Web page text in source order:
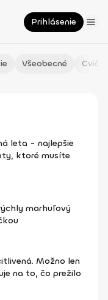
Prihlásenie
Všeobecné
leta - najlepšie
ktoré musíte
marhuľový
Možno len
na to, čo prežilo